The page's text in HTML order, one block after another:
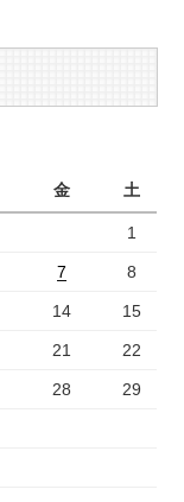
金 土
1
7 8
14 15
21 22
28 29